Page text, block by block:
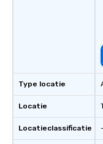
Type locatie
Locatie
Locatieclassificatie -